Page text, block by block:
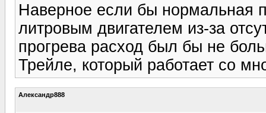
Наверное если бы нормальная
литровым двигателем из-за
прогрева расход был бы не
Трейле, который работает со
Александр888